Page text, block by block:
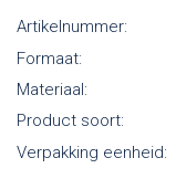
Artikelnummer:
Formaat:
Materiaal:
Product soort:
Verpakking eenheid: